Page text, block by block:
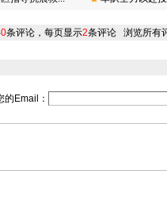
0条评论，每页显示2条评论 浏览所有
Email：